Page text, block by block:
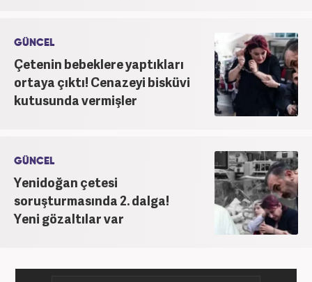
GÜNCEL
Çetenin bebeklere yaptıkları
ortaya çıktı! Cenazeyi bisküvi
kutusunda vermişler
GÜNCEL
Yenidoğan çetesi
soruşturmasında 2. dalga!
Yeni gözaltılar var